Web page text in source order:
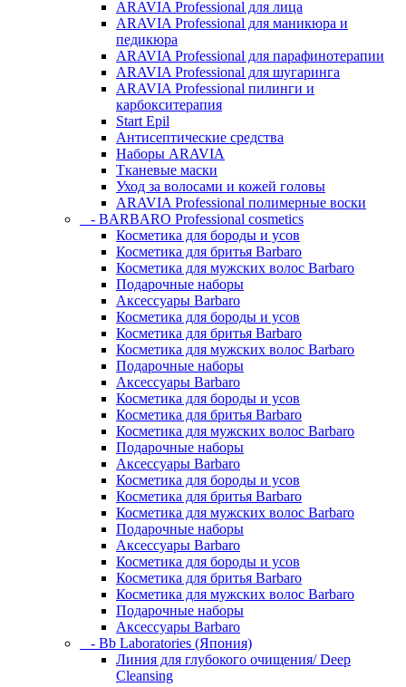
ARAVIA Professional для лица
ARAVIA Professional для маникюра и
педикюра
ARAVIA Professional для парафинотерапии
ARAVIA Professional для шугаринга
ARAVIA Professional пилинги и
карбокситерапия
Start Epil
Антисептические средства
Наборы ARAVIA
Тканевые маски
Уход за волосами и кожей головы
ARAVIA Professional полимерные воски
- BARBARO Professional cosmetics
Косметика для бороды и усов
Косметика для бритья Barbaro
Косметика для мужских волос Barbaro
Подарочные наборы
Аксессуары Barbaro
Косметика для бороды и усов
Косметика для бритья Barbaro
Косметика для мужских волос Barbaro
Подарочные наборы
Аксессуары Barbaro
Косметика для бороды и усов
Косметика для бритья Barbaro
Косметика для мужских волос Barbaro
Подарочные наборы
Аксессуары Barbaro
Косметика для бороды и усов
Косметика для бритья Barbaro
Косметика для мужских волос Barbaro
Подарочные наборы
Аксессуары Barbaro
Косметика для бороды и усов
Косметика для бритья Barbaro
Косметика для мужских волос Barbaro
Подарочные наборы
Аксессуары Barbaro
- Bb Laboratories (Япония)
Линия для глубокого очищения/ Deep
Cleansing